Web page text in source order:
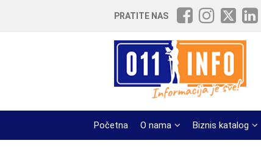
PRATITE NAS
Početna O nama Biznis katalog